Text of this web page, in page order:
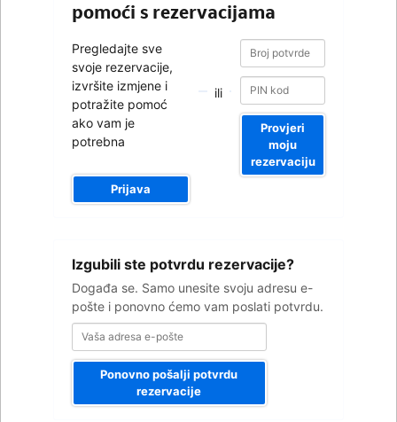
pomoći s rezervacijama
Pregledajte sve
svoje rezervacije,
izvršite izmjene i
potražite pomoć
ako vam je
potrebna
Prijava
ili
Broj
potvrde
Broj
potvrde
Provjeri
moju
rezervaciju
Izgubili ste potvrdu rezervacije?
Događa se. Samo unesite svoju adresu e-
pošte i ponovno ćemo vam poslati potvrdu.
adresa
pošte
Ponovno pošalji potvrdu
rezervacije